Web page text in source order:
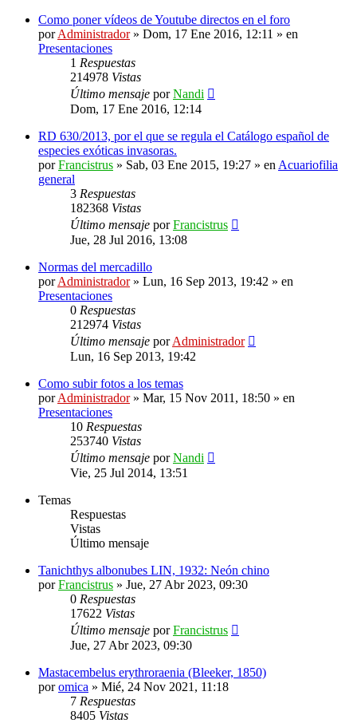
Como poner vídeos de Youtube directos en el foro
porAdministrador» Dom, 17 Ene 2016, 12:11 » en
Presentaciones
1 Respuestas
214978 Vistas
Último mensaje porNandi
Dom, 17 Ene 2016, 12:14
RD 630/2013, por el que se regula el Catálogo español de
especies exóticas invasoras.
porFrancistrus » Sab, 03 Ene 2015, 19:27 » en Acuariofilia
general
3 Respuestas
182368 Vistas
Último mensaje porFrancistrus
Jue, 28 Jul 2016, 13:08
Normas del mercadillo
porAdministrador» Lun, 16 Sep 2013, 19:42 » en
Presentaciones
0 Respuestas
212974 Vistas
Último mensaje porAdministrador
Lun, 16 Sep 2013, 19:42
Como subir fotos a los temas
porAdministrador» Mar, 15 Nov 2011, 18:50 » en
Presentaciones
10 Respuestas
253740 Vistas
Último mensaje porNandi
Vie, 25 Jul 2014, 13:51
Temas
Respuestas
Vistas
Último mensaje
Tanichthys albonubes LIN, 1932: Neón chino
porFrancistrus » Jue, 27 Abr 2023, 09:30
0 Respuestas
17622 Vistas
Último mensaje porFrancistrus
Jue, 27 Abr 2023, 09:30
Mastacembelus erythroraenia (Bleeker, 1850)
poromica » Mié, 24 Nov 2021, 11:18
7 Respuestas
8405 Vistas